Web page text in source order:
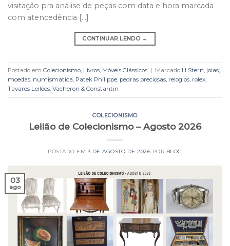
visitação pra análise de peças com data e hora marcada
com atencedência […]
CONTINUAR LENDO →
Postado em Colecionismo, Livros, Móveis Clássicos | Marcado H Stern, joias,
moedas, numismatica, Patek Philippe, pedras preciosas, relogios, rolex,
Tavares Leilões, Vacheron & Constantin
COLECIONISMO
Leilão de Colecionismo – Agosto 2026
POSTADO EM 3 DE AGOSTO DE 2026 POR BLOG
03
ago